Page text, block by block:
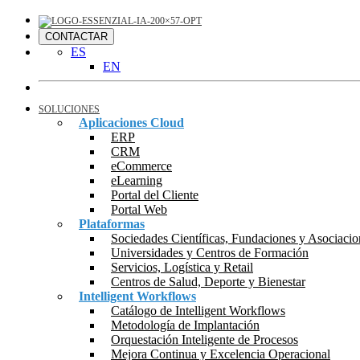
CONTACTAR
ES
EN
SOLUCIONES
Aplicaciones Cloud
ERP
CRM
eCommerce
eLearning
Portal del Cliente
Portal Web
Plataformas
Sociedades Científicas, Fundaciones y
Universidades y Centros de Formación
Servicios, Logística y Retail
Centros de Salud, Deporte y Bienestar
Intelligent Workflows
Catálogo de Intelligent Workflows
Metodología de Implantación
Orquestación Inteligente de Procesos
Mejora Continua y Excelencia Operacional